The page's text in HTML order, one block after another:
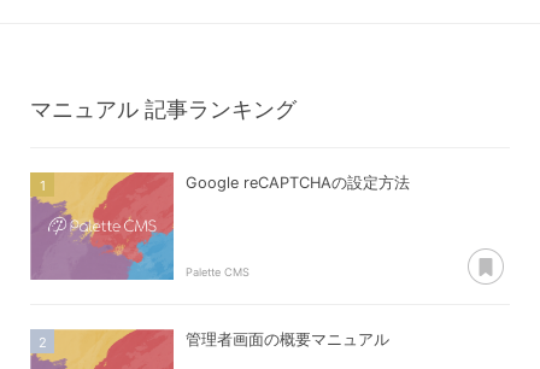
マニュアル 記事ランキング
Google reCAPTCHAの設定方法
Palette CMS
管理者画面の概要マニュアル